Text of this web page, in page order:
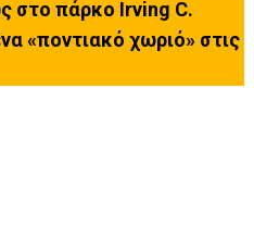
στο πάρκο Irving C.
«ποντιακό χωριό» στις